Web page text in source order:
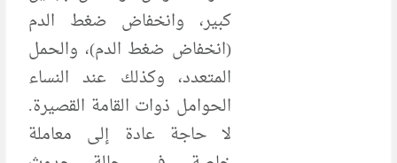
كبير، وانخفاض ضغط الدم
(انخفاض ضغط الدم)، والحمل
المتعدد، وكذلك عند النساء
الحوامل ذوات القامة القصيرة.
لا حاجة عادة إلى معاملة